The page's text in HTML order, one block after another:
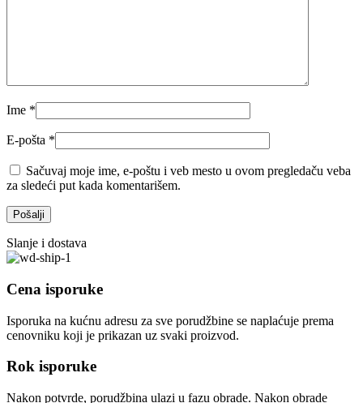
Ime *
E-pošta *
Sačuvaj moje ime, e-poštu i veb mesto u ovom pregledaču veba
za sledeći put kada komentarišem.
Slanje i dostava
Cena isporuke
Isporuka na kućnu adresu za sve porudžbine se naplaćuje prema
cenovniku koji je prikazan uz svaki proizvod.
Rok isporuke
Nakon potvrde, porudžbina ulazi u fazu obrade. Nakon obrade